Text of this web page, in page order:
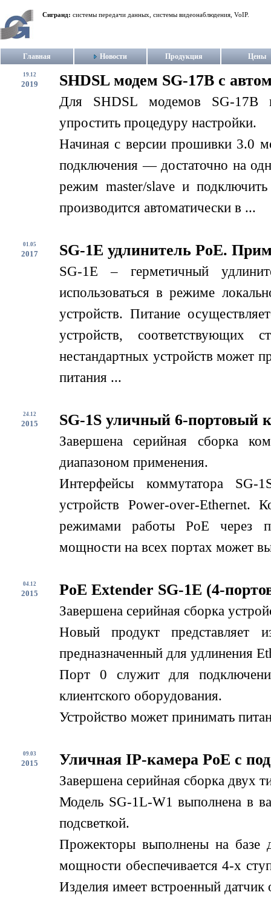
Сигранд: системы передачи данных, системы видеонаблюдения, VoIP.
Главная Новости Продукция Цены
19.12
2019 SHDSL модем SG-17B с
Для SHDSL модемов SG-17B
упростить процедуру настройки.
Начиная с версии прошивки 3.0
подключения — достаточно на
режим master/slave и
производится автоматически в ...
01.05
2017 SG-1E удлинитель PoE.
SG-1E – герметичный
использоваться в режиме
устройств. Питание
устройств, соответствующих
нестандартных устройств может
питания ...
24.12
2015 SG-1S уличный 6-портовый
Завершена серийная сборка
диапазоном применения.
Интерфейсы коммутатора SG-
устройств Power-over-Ethernet.
режимами работы PoE через
мощности на всех портах может
04.12
2015 PoE Extender SG-1E (4-
Завершена серийная сборка
Новый продукт представляет
предназначенный для удлинения
Порт 0 служит для
клиентского оборудования.
Устройство может принимать
09.03
2015 Уличная IP-камера PoE с
Завершена серийная сборка двух
Модель SG-1L-W1 выполнена в
подсветкой.
Прожекторы выполнены на
мощности обеспечивается 4-х
Изделия имеет встроенный